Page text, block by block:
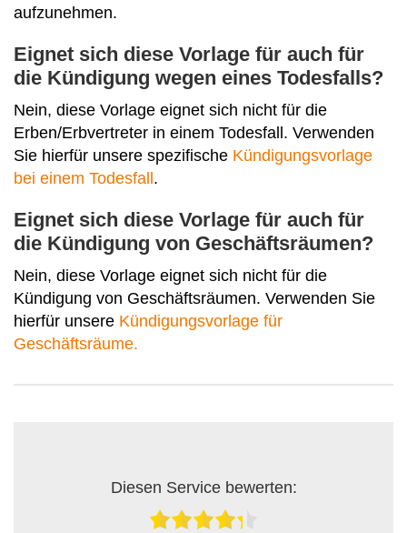
aufzunehmen.
Eignet sich diese Vorlage für auch für
die Kündigung wegen eines Todesfalls?
Nein, diese Vorlage eignet sich nicht für die
Erben/Erbvertreter in einem Todesfall. Verwenden
Sie hierfür unsere spezifische Kündigungsvorlage
bei einem Todesfall .
Eignet sich diese Vorlage für auch für
die Kündigung von Geschäftsräumen?
Nein, diese Vorlage eignet sich nicht für die
Kündigung von Geschäftsräumen. Verwenden Sie
hierfür unsere Kündigungsvorlage für
Geschäftsräume.
Diesen Service bewerten: